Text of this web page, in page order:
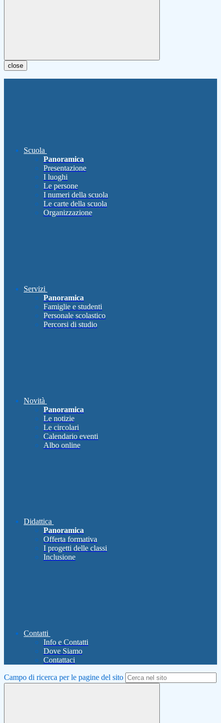
close
Scuola
Panoramica
Presentazione
I luoghi
Le persone
I numeri della scuola
Le carte della scuola
Organizzazione
Servizi
Panoramica
Famiglie e studenti
Personale scolastico
Percorsi di studio
Novità
Panoramica
Le notizie
Le circolari
Calendario eventi
Albo online
Didattica
Panoramica
Offerta formativa
I progetti delle classi
Inclusione
Contatti
Info e Contatti
Dove Siamo
Contattaci
Campo di ricerca per le pagine del sito